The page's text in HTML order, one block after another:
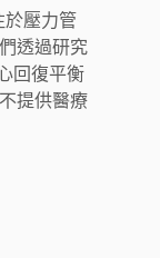
於壓力管
透過研究
回復平衡
提供醫療